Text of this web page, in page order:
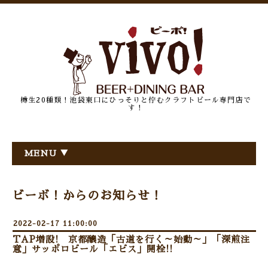
樽生20種類！池袋東口にひっそりと佇むクラフトビール専門店で
す！
MENU ▼
ビーボ！からのお知らせ！
2022-02-17 11:00:00
TAP増設! 京都醸造「古道を行く～始動～」「深煎注
意」サッポロビール「エビス」開栓!!